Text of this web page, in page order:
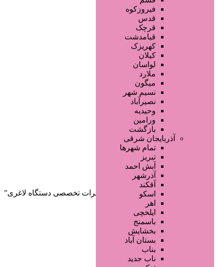
فیروزکوه
قدس
قرچک
قیامدشت
کهریزک
کیلان
لواسان
ملارد
میگون
نسیم شهر
نصیرآباد
وحیدیه
ورامین
بازگشت
آذربایجان شرقی
تمام شهر‌ها
تبریز
آبش احمد
آذرشهر
آقکند
اسکو
اهر
ایلخچی
باسمنج
بخشایش
بستان آباد
بناب
ناب جدید
صفحه اصلی
آگهی انبوه
طراحی سایت
صفحه اختصاصی
لیست سایتهای تبلیغاتی
دسته‌بندی‌ها
/ محصولات برچسب خورده “تعمیرات تخصصی دستگاه‌ لاغری”